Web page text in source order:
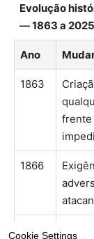
Evolução
— 1863 a 2025
Ano
1863
frente
1866
1925